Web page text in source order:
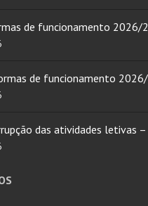
de funcionamento 2026/
de funcionamento
das atividades letivas